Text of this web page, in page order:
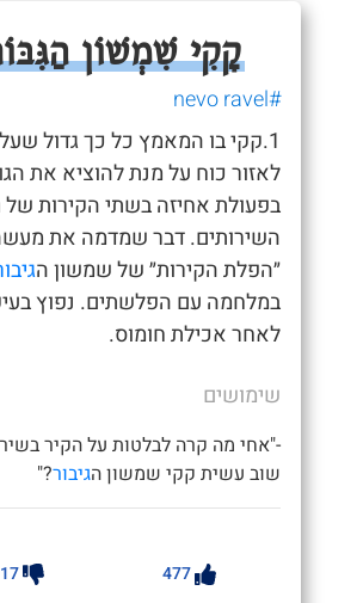
קָקִי שִׁמְשׁוֹן
#nevo ravel
1.קקי בו המאמץ כל כך גדול
לאזור כוח על מנת להוציא את
בפעולת אחיזה בשתי הקירות
השירותים. דבר שמדמה את
״הפלת הקירות״ של שמשון ה
במלחמה עם הפלשתים. נפוץ
לאחר אכילת חומוס.
שימושים
-"אחי מה קרה לבלטות על הקיר
שוב עשית קקי שמשון הגיבור?"
477
17